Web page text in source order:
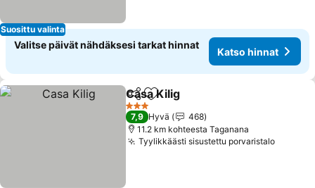
Suosittu valinta
Valitse päivät nähdäksesi tarkat hinnat
Katso hinnat
Jaa Lisää suosikkeihin
Casa Kilig
3 Tähtiluokitus
7,9 Hyvä
468
11.2 km kohteesta Taganana
Tyylikkäästi sisustettu porvaristaloKatso